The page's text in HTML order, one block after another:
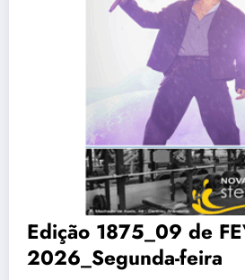
Edição 1875_09 de
2026_Segunda-feira